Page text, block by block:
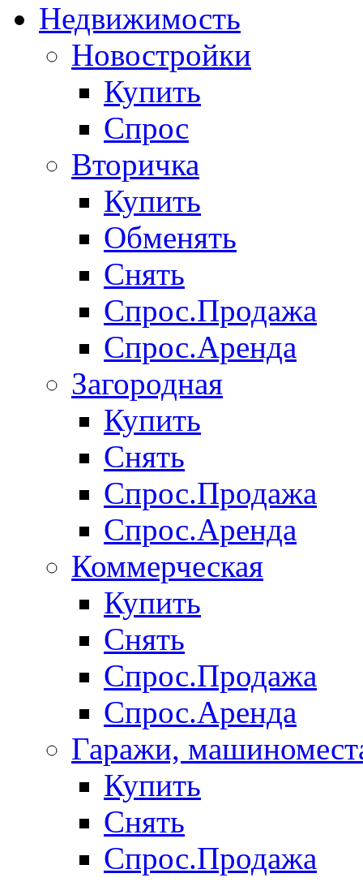
Недвижимость
Новостройки
Купить
Спрос
Вторичка
Купить
Обменять
Снять
Спрос.Продажа
Спрос.Аренда
Загородная
Купить
Снять
Спрос.Продажа
Спрос.Аренда
Коммерческая
Купить
Снять
Спрос.Продажа
Спрос.Аренда
Гаражи,
Купить
Снять
Спрос.Продажа